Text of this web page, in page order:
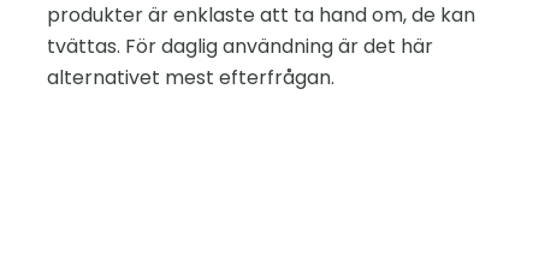
produkter är enklaste att ta hand om, de kan
tvättas. För daglig användning är det här
alternativet mest efterfrågan.